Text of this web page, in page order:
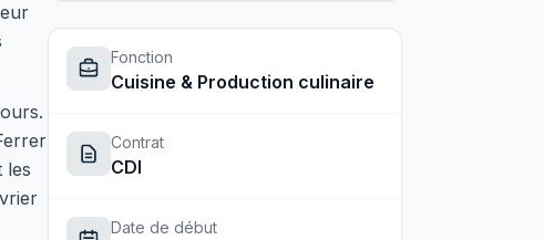
les
Fonction
Cuisine & Production culinaire
Contrat
CDI
Date de début